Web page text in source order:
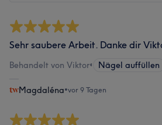
Sehr saubere Arbeit. Danke dir
Behandelt von Viktor• Nägel auffüllen
Magdaléna•vor 9 Tagen